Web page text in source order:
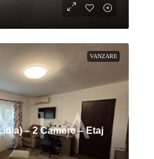
VANZARE
– 2 Camere – Etaj